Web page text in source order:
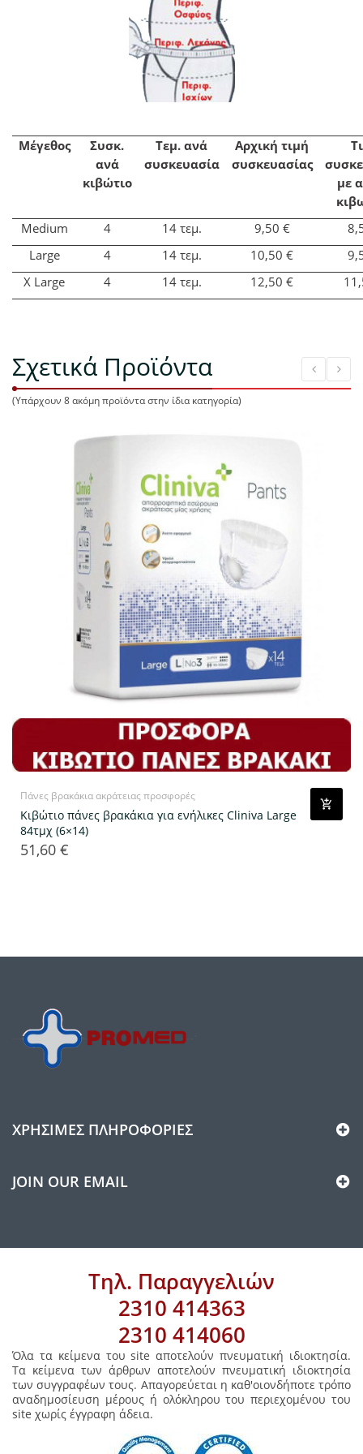
Μέγεθος
Συσκ.
ανά
κιβώτιο
Τεμ. ανά
συσκευασία
Αρχική τιμή
συσκευασίας
με
Medium
4 14 τεμ. 9,50 €
Large
4 14 τεμ. 10,50 €
Χ Large
4 14 τεμ. 12,50 €
Σχετικά Προϊόντα
(Υπάρχουν 8 ακόμη προϊόντα στην ίδια κατηγορία)
Πάνες βρακάκια ακράτειας προσφορές
Κιβώτιο πάνες βρακάκια για ενήλικες Cliniva Large
84τμχ (6×14)
Τιμή
51,60 €
ΧΡΉΣΙΜΕΣ ΠΛΗΡΟΦΟΡΊΕΣ
JOIN OUR EMAIL
Τηλ. Παραγγελιών
2310 414363
2310 414060
Όλα τα κείμενα του site αποτελούν πνευματική ιδιοκτησία.
Τα κείμενα των άρθρων αποτελούν πνευματική ιδιοκτησία
των συγγραφέων τους. Απαγορεύεται η καθ'οιονδήποτε τρόπο
αναδημοσίευση μέρους ή ολόκληρου του περιεχομένου του
site χωρίς έγγραφη άδεια.